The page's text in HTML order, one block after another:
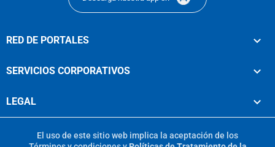
RED DE PORTALES
SERVICIOS CORPORATIVOS
LEGAL
El uso de este sitio web implica la aceptación de los